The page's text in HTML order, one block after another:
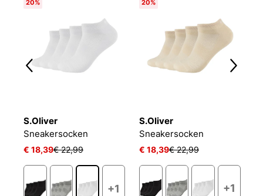
20%
S.Oliver
Sneakersocken
€ 18,39€ 22,99
+1
20%
S.Oliver
Sneakersocken
€ 18,39€ 22,99
+1